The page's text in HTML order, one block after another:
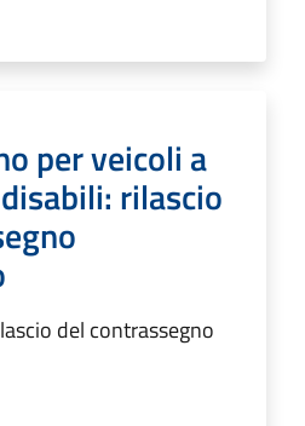
per veicoli a
rilascio
del contrassegno